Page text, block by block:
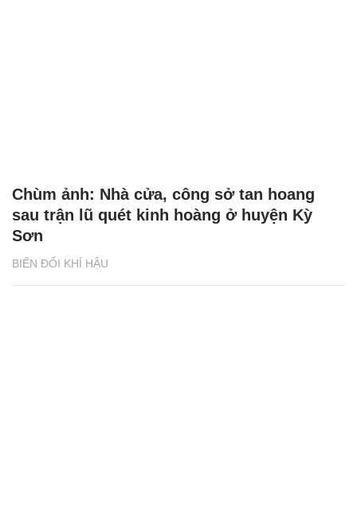
BIẾN ĐỔI KHÍ HẬU
Chùm ảnh: Nhà cửa, công sở tan hoang
sau trận lũ quét kinh hoàng ở huyện Kỳ
Sơn